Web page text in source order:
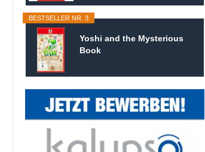
BESTSELLER NR. 3
Yoshi and the Mysterious
Book